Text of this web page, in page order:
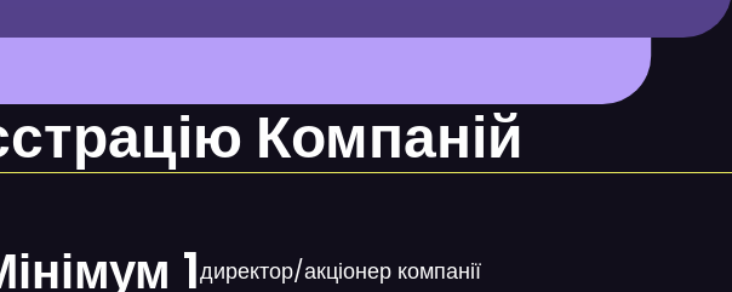
Компаній
1директор/акціонер компанії